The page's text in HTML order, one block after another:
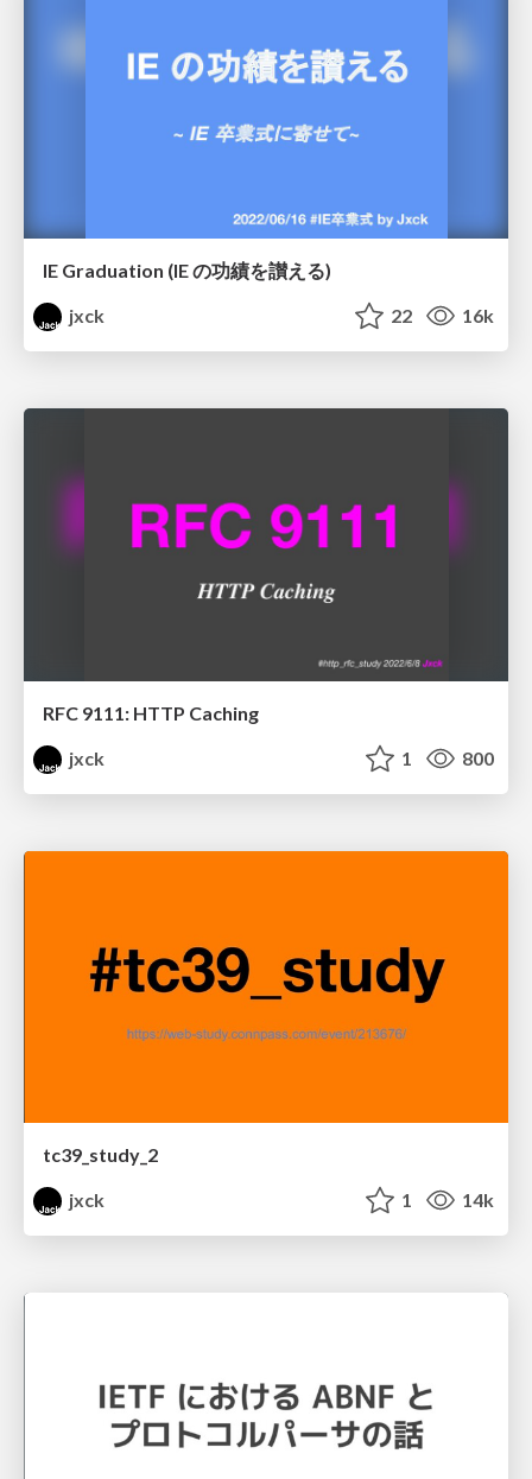
IE Graduation (IE の功績を讃える)
jxck
22 16k
RFC 9111: HTTP Caching
jxck
1 800
tc39_study_2
jxck
1 14k